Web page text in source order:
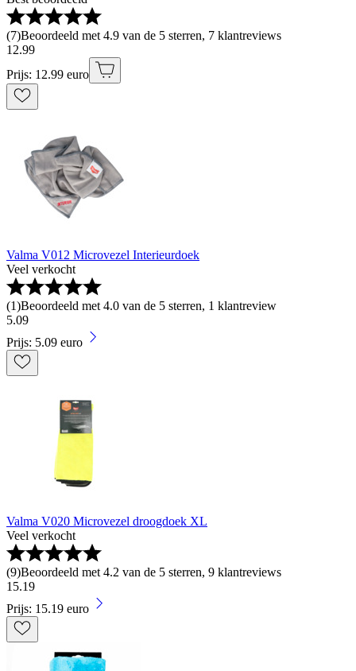
(7)Beoordeeld met 4.9 van de 5 sterren, 7 klantreviews
12.99
Prijs: 12.99 euro
Valma V012 Microvezel Interieurdoek
Veel verkocht
(1)Beoordeeld met 4.0 van de 5 sterren, 1 klantreview
5.09
Prijs: 5.09 euro
Valma V020 Microvezel droogdoek XL
Veel verkocht
(9)Beoordeeld met 4.2 van de 5 sterren, 9 klantreviews
15.19
Prijs: 15.19 euro